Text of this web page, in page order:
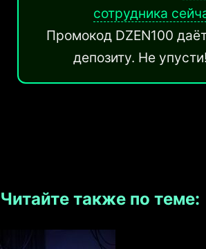
сотрудника
Промокод DZEN100
депозиту. Не
Читайте также по теме: